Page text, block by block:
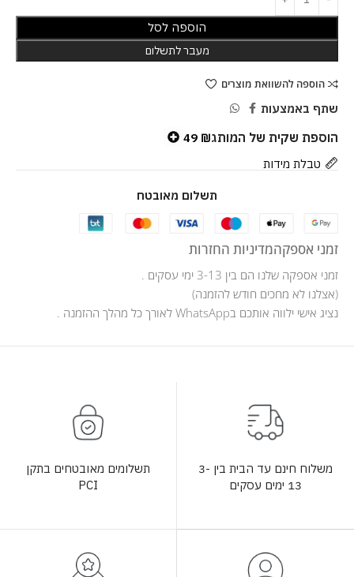
הוספה לסל
מעבר לתשלום
הוספה להשוואת מוצרים
שתף באמצעות
הוספת שקית של המותג 49 ₪
טבלת מידות
תשלום מאובטח
זמני אספקהמדיניות החזרות
זמני אספקה שלנו הם בין 3-13 ימי עסקים .
(אצלנו לא מחכים חודש להזמנה)
נציג אישי ילווה אותכם בWhatsApp לאורך כל מהלך ההזמנה .
משלוח חינם עד הבית בין 3-
13 ימים עסקים
תשלומים מאובטחים בתקן
PCI